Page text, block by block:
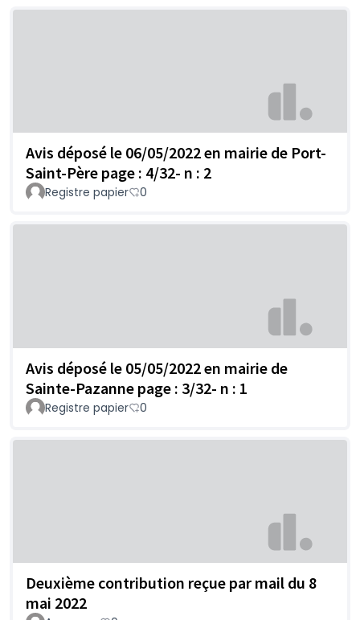
Avis déposé le 06/05/2022 en mairie de Port-
Saint-Père page : 4/32- n : 2
Registre papier 0
Avis déposé le 05/05/2022 en mairie de
Sainte-Pazanne page : 3/32- n : 1
Registre papier 0
Deuxième contribution reçue par mail du 8
mai 2022